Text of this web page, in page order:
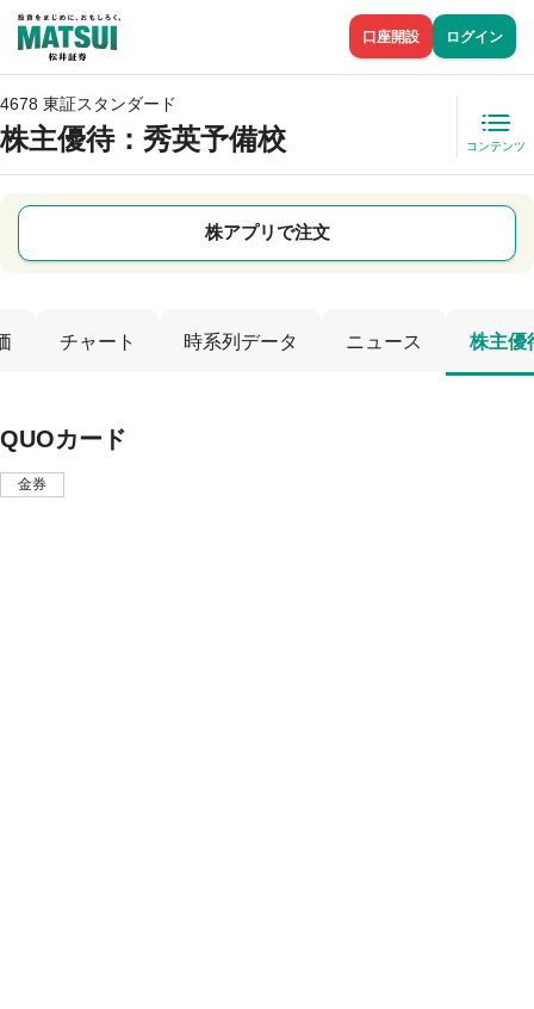
口座開設 ログイン
4678 東証スタンダード
株主優待：秀英予備校 コンテンツ
株アプリで注文
チャート 時系列データ ニュース 株主優
QUOカード
金券